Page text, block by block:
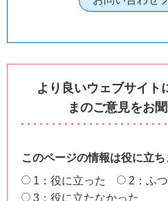
より良いウェブサイト
まのご意見をお
このページの情報は役に立ち
1：役に立った
2：ふつ
3：役に立たなかった